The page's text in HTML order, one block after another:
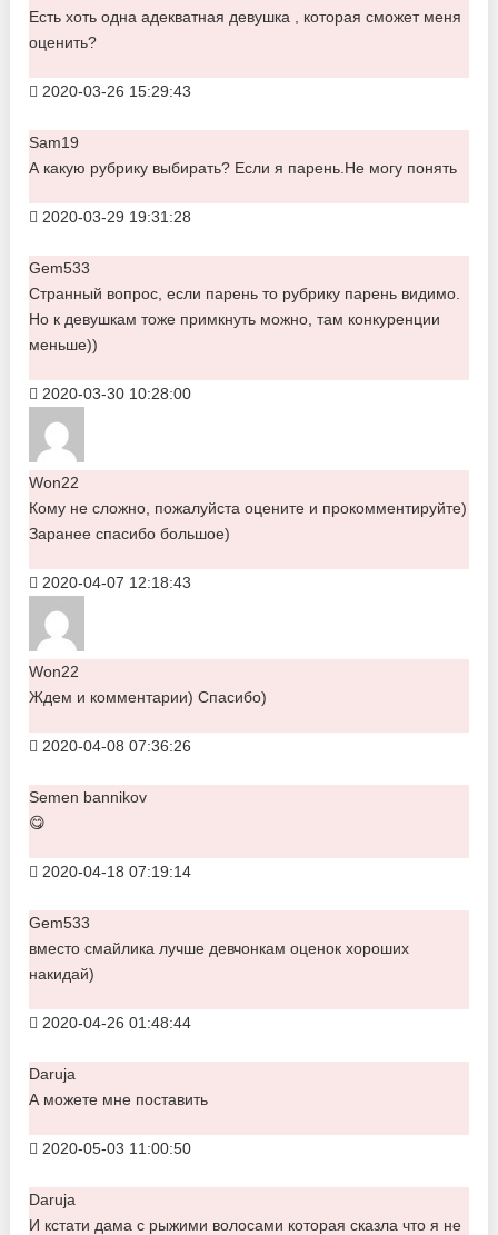
Есть хоть одна адекватная девушка , которая сможет меня
оценить?
2020-03-26 15:29:43
Sam19
А какую рубрику выбирать? Если я парень.Не могу понять
2020-03-29 19:31:28
Gem533
Странный вопрос, если парень то рубрику парень видимо.
Но к девушкам тоже примкнуть можно, там конкуренции
меньше))
2020-03-30 10:28:00
Won22
Кому не сложно, пожалуйста оцените и прокомментируйте)
Заранее спасибо большое)
2020-04-07 12:18:43
Won22
Ждем и комментарии) Спасибо)
2020-04-08 07:36:26
Semen bannikov
😋
2020-04-18 07:19:14
Gem533
вместо смайлика лучше девчонкам оценок хороших
накидай)
2020-04-26 01:48:44
Daruja
А можете мне поставить
2020-05-03 11:00:50
Daruja
И кстати дама с рыжими волосами которая сказла что я не